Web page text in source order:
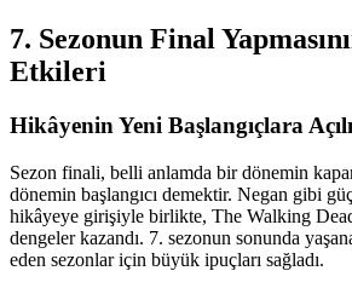
7. Sezonun Final
Etkileri
Hikâyenin Yeni Başlangıçlara
Sezon finali, belli anlamda bir dönemin
dönemin başlangıcı demektir. Negan gibi
hikâyeye girişiyle birlikte, The Walking
dengeler kazandı. 7. sezonun sonunda
eden sezonlar için büyük ipuçları sağladı.